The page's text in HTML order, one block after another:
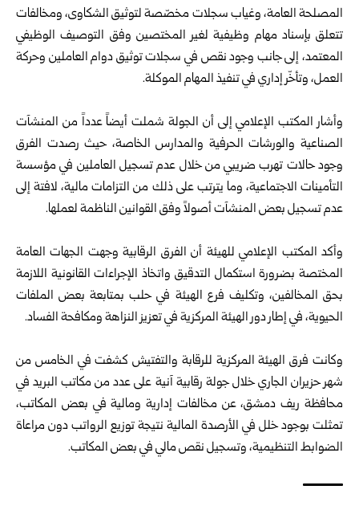
المصلحة العامة، وغياب سجلات مخصّصة لتوثيق الشكاوى، ومخالفات
تتعلق بإسناد مهام وظيفية لغير المختصين وفق التوصيف الوظيفي
المعتمد، إلى جانب وجود نقص في سجلات توثيق دوام العاملين وحركة
العمل، وتأخّر إداري في تنفيذ المهام الموكلة.
وأشار المكتب الإعلامي إلى أن الجولة شملت أيضاً عدداً من المنشآت
الصناعية والورشات الحرفية والمدارس الخاصة، حيث رصدت الفرق
وجود حالات تهرب ضريبي من خلال عدم تسجيل العاملين في مؤسسة
التأمينات الاجتماعية، وما يترتب على ذلك من التزامات مالية، لافتة إلى
عدم تسجيل بعض المنشآت أصولاً وفق القوانين الناظمة لعملها.
وأكد المكتب الإعلامي للهيئة أن الفرق الرقابية وجهت الجهات العامة
المختصة بضرورة استكمال التدقيق واتخاذ الإجراءات القانونية اللازمة
بحق المخالفين، وتكليف فرع الهيئة في حلب بمتابعة بعض الملفات
الحيوية، في إطار دور الهيئة المركزية في تعزيز النزاهة ومكافحة الفساد.
وكانت فرق الهيئة المركزية للرقابة والتفتيش كشفت في الخامس من
شهر حزيران الجاري خلال جولة رقابية آنية على عدد من ‏مكاتب البريد في
محافظة ريف دمشق، عن مخالفات إدارية ومالية في بعض المكاتب،
‏تمثلت بوجود خلل في الأرصدة المالية نتيجة توزيع الرواتب دون مراعاة
الضوابط ‏التنظيمية، وتسجيل نقص مالي في بعض المكاتب‎.‎